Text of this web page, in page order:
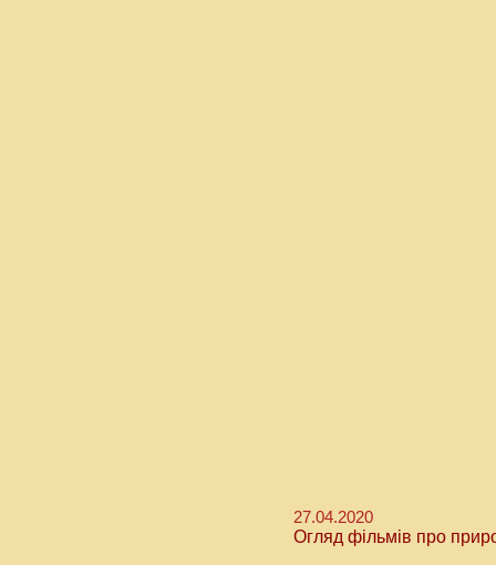
27.04.2020
Огляд фільмів про